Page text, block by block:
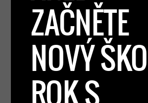
ZAČNĚTE
NOVÝ
ROK S